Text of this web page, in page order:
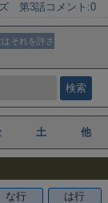
ズ 第3話コメント:0
はそれを許さ
土 他
な行
は行